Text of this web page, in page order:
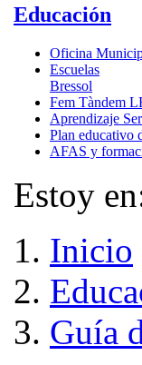
Educación
Oficina
Escuelas
Bressol
Fem Tàndem
Aprendizaje
Plan educativo
AFAS y
Estoy
Inicio
Guía